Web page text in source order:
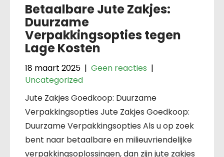
Betaalbare Jute Zakjes:
Duurzame
Verpakkingsopties tegen
Lage Kosten
18 maart 2025 | Geen reacties |
Uncategorized
Jute Zakjes Goedkoop: Duurzame
Verpakkingsopties Jute Zakjes Goedkoop:
Duurzame Verpakkingsopties Als u op zoek
bent naar betaalbare en milieuvriendelijke
verpakkingsoplossingen, dan zijn jute zakjes